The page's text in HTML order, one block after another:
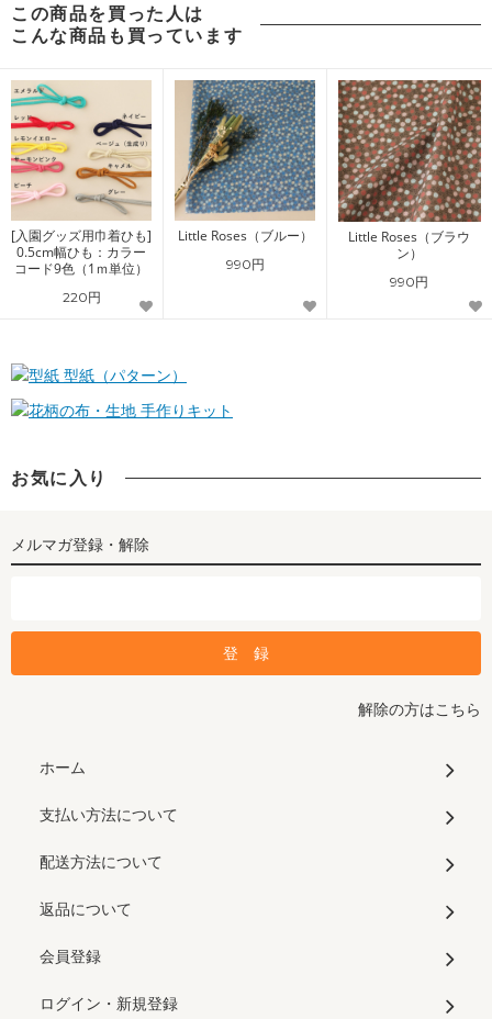
この商品を買った人は
こんな商品も買っています
[入園グッズ用巾着ひも]
0.5cm幅ひも：カラー
コード9色（1ｍ単位）
220円
Little Roses（ブルー）
990円
Little Roses（ブラウ
ン）
990円
型紙（パターン）
手作りキット
お気に入り
メルマガ登録・解除
解除の方はこちら
ホーム
支払い方法について
配送方法について
返品について
会員登録
ログイン・新規登録